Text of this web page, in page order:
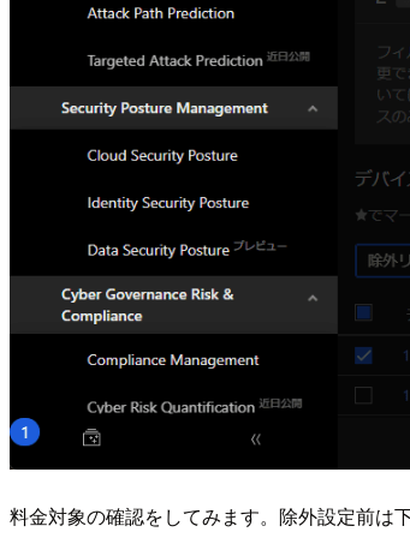
料金対象の確認をしてみます。除外設定前は